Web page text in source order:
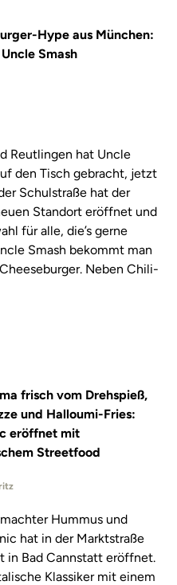
Hype aus München:
Smash
Reutlingen hat Uncle
den Tisch gebracht, jetzt
Schulstraße hat der
Standort eröffnet und
für alle, die’s gerne
Smash bekommt man
Neben Chili-
frisch vom Drehspieß,
und Halloumi-Fries:
eröffnet mit
Streetfood
Hummus und
hat in der Marktstraße
in Bad Cannstatt eröffnet.
Klassiker mit einem